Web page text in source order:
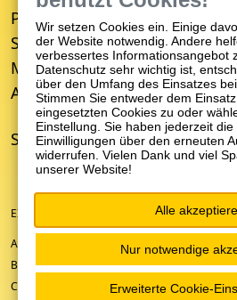
Psychosomatische Medizin
Suchttherapie
Medizinisches
Ambulanter Psychiatrischer
STANDORTE
EIN UNTERNEHMEN DER ZFP-GRUPPE
ANFAHRT/KONTAKT
BARRIEREFREIHEIT
COOKIE-EINSTELLUNGEN
Wir setzen Cookies ein. Einige
der Website notwendig. Andere
verbessertes Informationsangebot
Datenschutz sehr wichtig ist,
über den Umfang des Einsatzes
Stimmen Sie entweder dem
eingesetzten Cookies zu oder
Einstellung. Sie haben jederzeit
Einwilligungen über den erneuten
widerrufen. Vielen Dank und viel
unserer Website!
Alle
Nur notwendige
Erweiterte Cookie-